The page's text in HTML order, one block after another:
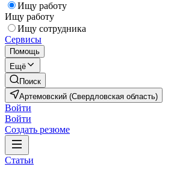
Ищу работу
Ищу работу
Ищу сотрудника
Сервисы
Помощь
Ещё
Поиск
Артемовский (Свердловская область)
Войти
Войти
Создать резюме
Статьи